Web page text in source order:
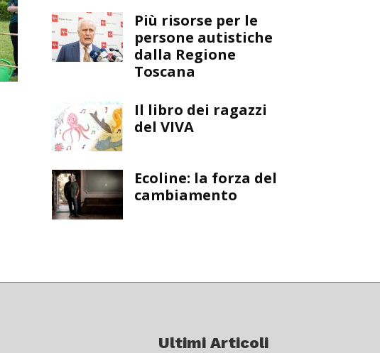
Più risorse per le
persone autistiche
dalla Regione
Toscana
Il libro dei ragazzi
del VIVA
Ecoline: la forza del
cambiamento
Ultimi Articoli